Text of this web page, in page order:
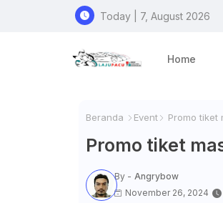
Today | 7, August 2026
Home
Beranda Event Promo tiket
Promo tiket
By - Angrybow
November 26, 2024